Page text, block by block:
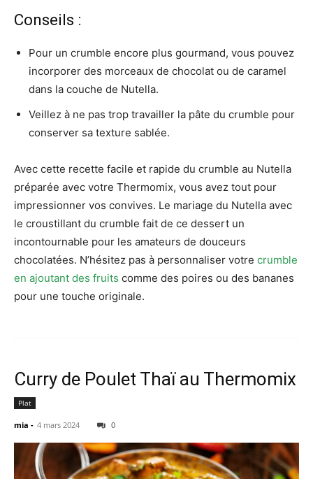
Conseils :
Pour un crumble encore plus gourmand, vous pouvez
incorporer des morceaux de chocolat ou de caramel
dans la couche de Nutella.
Veillez à ne pas trop travailler la pâte du crumble pour
conserver sa texture sablée.
Avec cette recette facile et rapide du crumble au Nutella
préparée avec votre Thermomix, vous avez tout pour
impressionner vos convives. Le mariage du Nutella avec
le croustillant du crumble fait de ce dessert un
incontournable pour les amateurs de douceurs
chocolatées. N’hésitez pas à personnaliser votre crumble
en ajoutant des fruits comme des poires ou des bananes
pour une touche originale.
Curry de Poulet Thaï au Thermomix
Plat
mia - 4 mars 2024 0